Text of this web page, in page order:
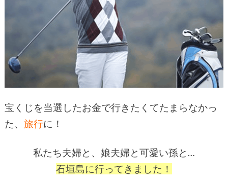
宝くじを当選したお金で行きたくてたまらなかっ
た、 旅行に！
私たち夫婦と、娘夫婦と可愛い孫と…
石垣島に行ってきました！